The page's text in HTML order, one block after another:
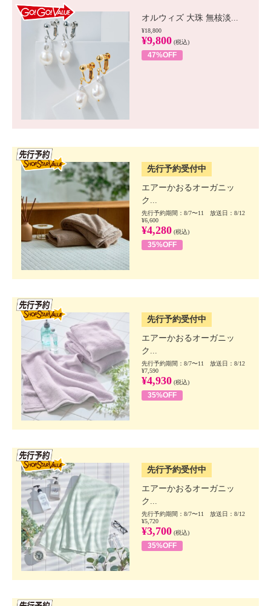
オルウィズ 大珠 無核淡...
¥18,800
¥9,800 (税込)
47%OFF
先行予約受付中
エアーかおるオーガニッ
ク...
先行予約期間：8/7〜11 放送日：8/12
¥6,600
¥4,280 (税込)
35%OFF
先行予約受付中
エアーかおるオーガニッ
ク...
先行予約期間：8/7〜11 放送日：8/12
¥7,590
¥4,930 (税込)
35%OFF
先行予約受付中
エアーかおるオーガニッ
ク...
先行予約期間：8/7〜11 放送日：8/12
¥5,720
¥3,700 (税込)
35%OFF